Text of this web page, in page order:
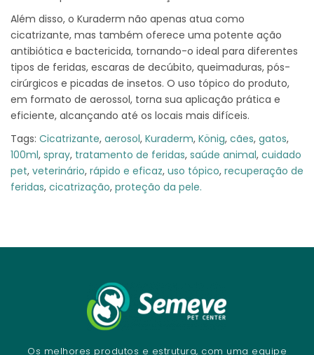
Além disso, o Kuraderm não apenas atua como
cicatrizante, mas também oferece uma potente ação
antibiótica e bactericida, tornando-o ideal para diferentes
tipos de feridas, escaras de decúbito, queimaduras, pós-
cirúrgicos e picadas de insetos. O uso tópico do produto,
em formato de aerossol, torna sua aplicação prática e
eficiente, alcançando até os locais mais difíceis.
Tags: Cicatrizante, aerosol, Kuraderm, König, cães, gatos,
100ml, spray, tratamento de feridas, saúde animal, cuidado
pet, veterinário, rápido e eficaz, uso tópico, recuperação de
feridas, cicatrização, proteção da pele.
Os melhores produtos e estrutura, com uma equipe